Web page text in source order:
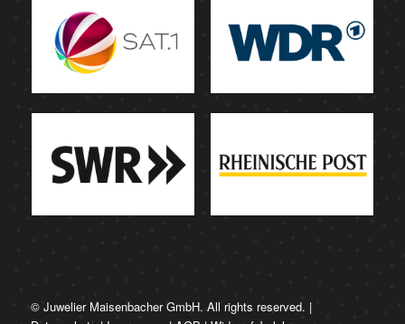
© Juwelier Maisenbacher GmbH. All rights reserved. |